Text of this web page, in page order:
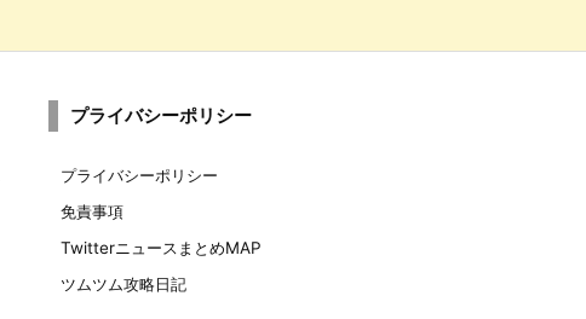
プライバシーポリシー
プライバシーポリシー
免責事項
TwitterニュースまとめMAP
ツムツム攻略日記